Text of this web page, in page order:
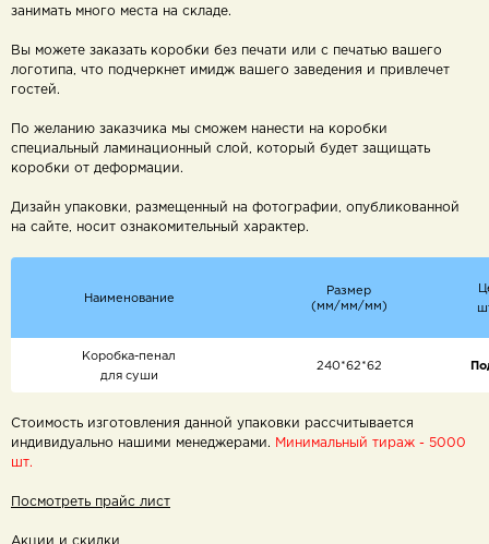
занимать много места на складе.
Вы можете заказать коробки без печати или с печатью вашего
логотипа, что подчеркнет имидж вашего заведения и привлечет
гостей.
По желанию заказчика мы сможем нанести на коробки
специальный ламинационный слой, который будет защищать
коробки от деформации.
Дизайн упаковки, размещенный на фотографии, опубликованной
на сайте, носит ознакомительный характер.
Наименование
Размер
(мм/мм/мм)
Коробка-пенал
для суши
240*62*62
Стоимость изготовления данной упаковки рассчитывается
индивидуально нашими менеджерами.
Минимальный тираж - 5000
шт.
Посмотреть прайс лист
Акции и скидки